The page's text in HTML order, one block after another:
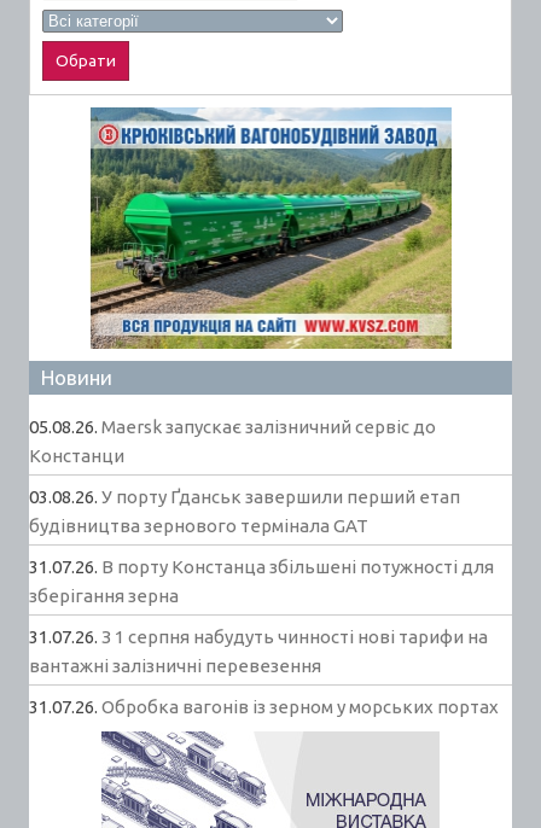
Новини
05.08.26. Maersk запускає залізничний сервіс до
Констанци
03.08.26. У порту Ґданськ завершили перший етап
будівництва зернового термінала GAT
31.07.26. В порту Констанца збільшені потужності для
зберігання зерна
31.07.26. З 1 серпня набудуть чинності нові тарифи на
вантажні залізничні перевезення
31.07.26. Обробка вагонів із зерном у морських портах